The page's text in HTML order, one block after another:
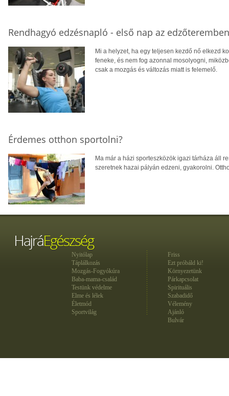
Rendhagyó edzésnapló - első nap az edzőteremben
Mi a helyzet, ha egy teljesen kezdő nő elkezd
feneke, és nem fog azonnal mosolyogni,
csak a mozgás és változás miatt is felemelő.
Érdemes otthon sportolni?
Ma már a házi sporteszközök igazi tárháza áll
szeretnek hazai pályán edzeni, gyakorolni.
Nyitólap
Táplálkozás
Mozgás-Fogyókúra
Baba-mama-család
Testünk védelme
Elme és lélek
Életmód
Sportvilág
Friss
Ezt próbáld ki!
Környezetünk
Párkapcsolat
Spirituális
Szabadidő
Vélemény
Ajánló
Bulvár